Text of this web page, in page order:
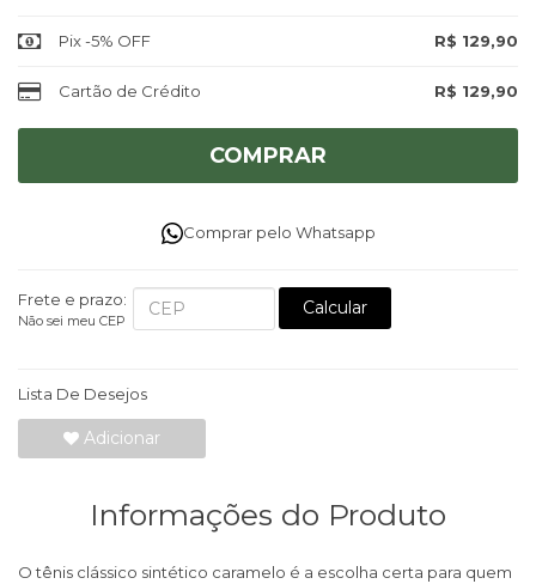
Pix -5% OFF R$ 129,90
Cartão de Crédito R$ 129,90
COMPRAR
Comprar pelo Whatsapp
Frete e prazo:
Não sei meu CEP
Calcular
Lista De Desejos
Adicionar
Informações do Produto
O tênis clássico sintético caramelo é a escolha certa para quem